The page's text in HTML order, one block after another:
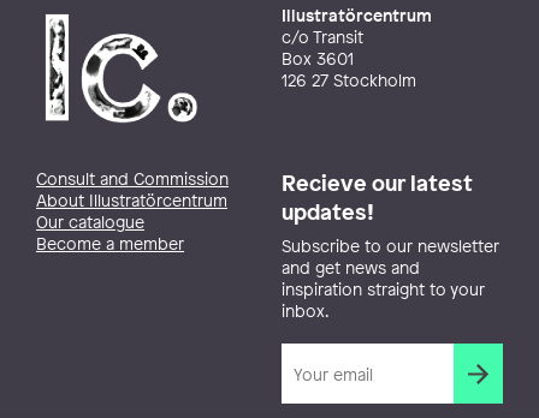
Illustratörcentrum
c/o Transit
Box 3601
126 27 Stockholm
Consult and Commission
About Illustratörcentrum
Our catalogue
Become a member
Recieve our latest
updates!
Subscribe to our newsletter
and get news and
inspiration straight to your
inbox.